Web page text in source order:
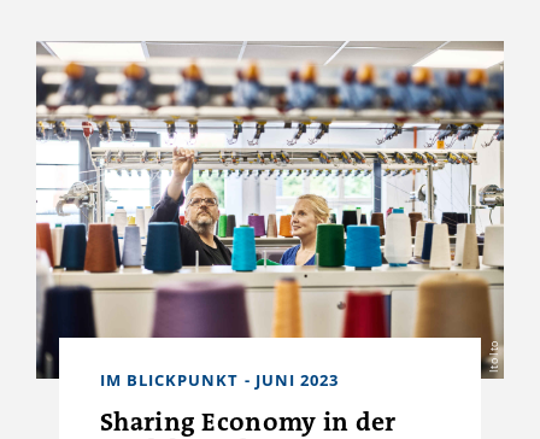
Ito Ito
IM BLICKPUNKT - JUNI 2023
Sharing Economy in der